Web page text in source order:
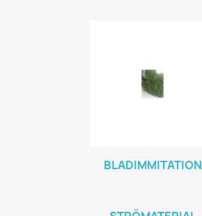
BLADIMMITATION